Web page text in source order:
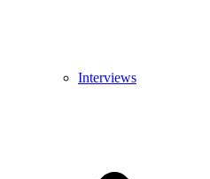
Interviews